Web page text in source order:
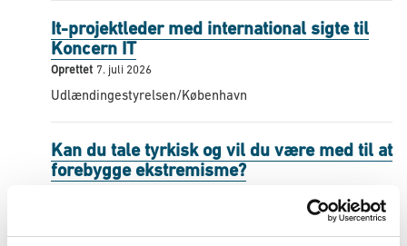
It-projektleder med international sigte til
Koncern IT
Oprettet 7. juli 2026
Udlændingestyrelsen/København
Kan du tale tyrkisk og vil du være med til at
forebygge ekstremisme?